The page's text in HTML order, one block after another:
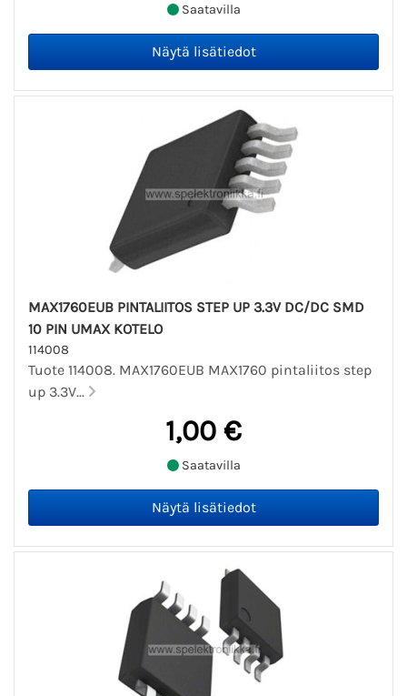
Saatavilla
MAX1760EUB PINTALIITOS STEP UP 3.3V DC/DC SMD
10 PIN UMAX KOTELO
114008
Tuote 114008. MAX1760EUB MAX1760 pintaliitos step
up 3.3V...
1,00 €
Saatavilla